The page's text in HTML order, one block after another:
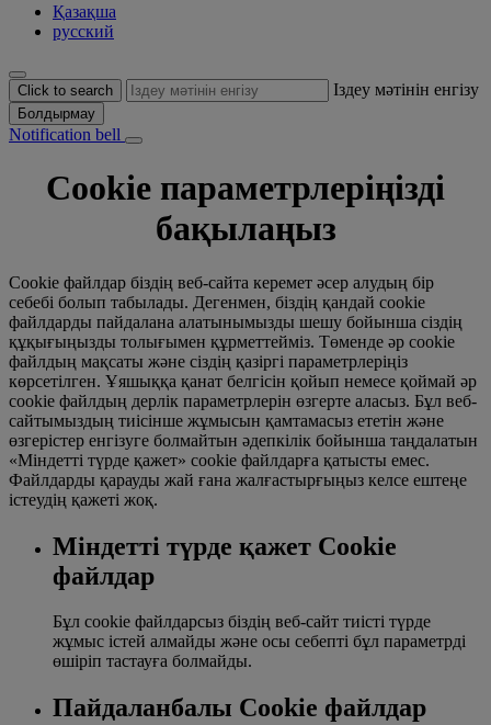
Қазақша
русский
Click to search Іздеу мәтінін енгізу
Болдырмау
Notification bell
Cookie параметрлеріңізді
бақылаңыз
Cookie файлдар біздің веб-сайта керемет әсер алудың бір
себебі болып табылады. Дегенмен, біздің қандай cookie
файлдарды пайдалана алатынымызды шешу бойынша сіздің
құқығыңызды толығымен құрметтейміз. Төменде әр cookie
файлдың мақсаты және сіздің қазіргі параметрлеріңіз
көрсетілген. Ұяшыққа қанат белгісін қойып немесе қоймай әр
cookie файлдың дерлік параметрлерін өзгерте аласыз. Бұл веб-
сайтымыздың тиісінше жұмысын қамтамасыз ететін және
өзгерістер енгізуге болмайтын әдепкілік бойынша таңдалатын
«Міндетті түрде қажет» cookie файлдарға қатысты емес.
Файлдарды қарауды жай ғана жалғастырғыңыз келсе ештеңе
істеудің қажеті жоқ.
Міндетті түрде қажет Cookie
файлдар
Бұл cookie файлдарсыз біздің веб-сайт тиісті түрде
жұмыс істей алмайды және осы себепті бұл параметрді
өшіріп тастауға болмайды.
Пайдаланбалы Cookie файлдар